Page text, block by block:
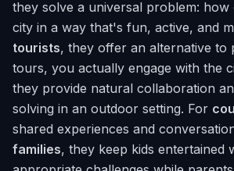
they solve a universal problem:
city in a way that's fun, active, and
tourists, they offer an alternative to
tours, you actually engage with the
they provide natural collaboration
solving in an outdoor setting. For
shared experiences and
families, they keep kids entertained